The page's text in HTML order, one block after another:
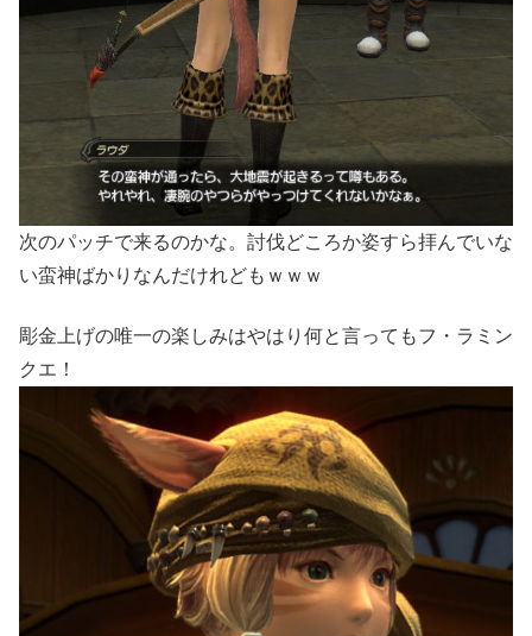
次のパッチで来るのかな。討伐どころか姿すら拝んでいな
い蛮神ばかりなんだけれどもｗｗｗ
彫金上げの唯一の楽しみはやはり何と言ってもフ・ラミン
クエ！